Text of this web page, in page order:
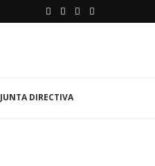
JUNTA DIRECTIVA